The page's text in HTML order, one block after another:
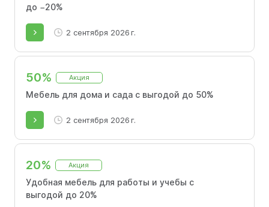
до −20%
2 сентября 2026 г.
50% Акция
Мебель для дома и сада с выгодой до 50%
2 сентября 2026 г.
20% Акция
Удобная мебель для работы и учебы с
выгодой до 20%